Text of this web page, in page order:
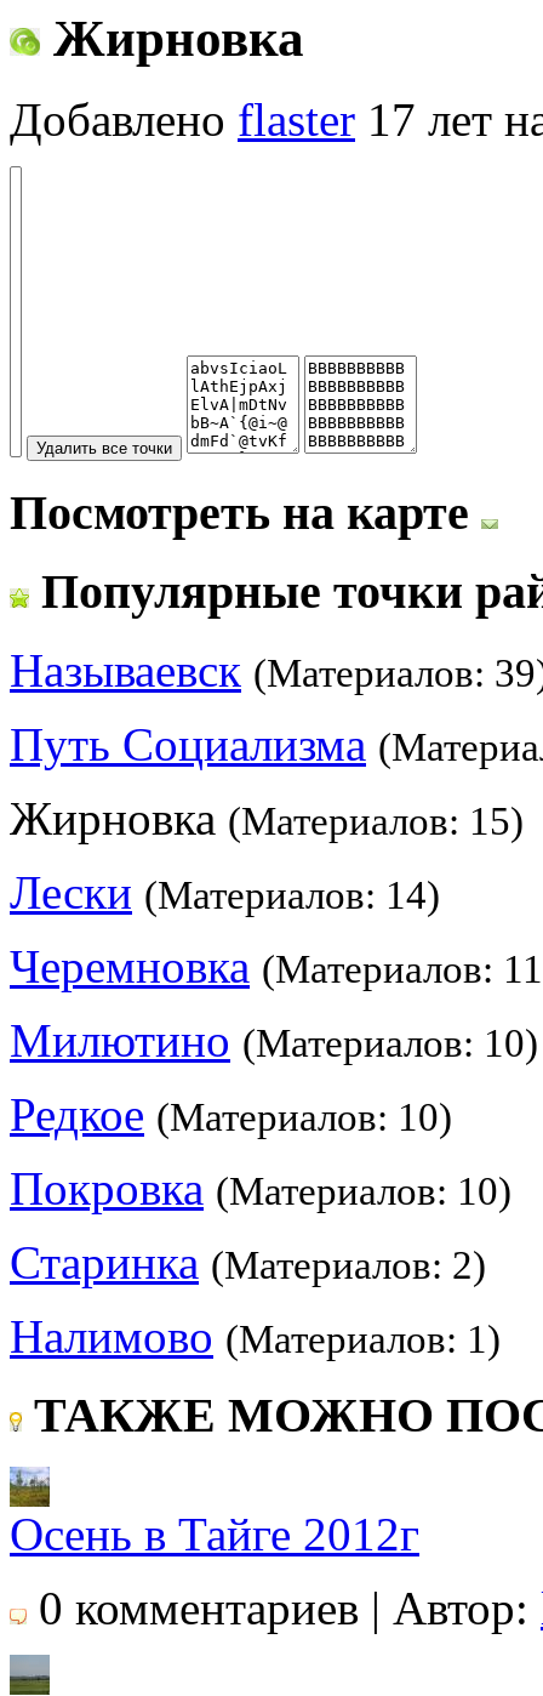
Жирновка
Добавлено flaster 17 лет
Посмотреть на карте
Популярные точки
Называевск (Материалов:
Путь Социализма
Жирновка (Материалов: 15)
Лески (Материалов: 14)
Черемновка (Материалов:
Милютино (Материалов: 10)
Редкое (Материалов: 10)
Покровка (Материалов: 10)
Старинка (Материалов: 2)
Налимово (Материалов: 1)
ТАКЖЕ МОЖНО
Осень в Тайге 2012г
0 комментариев | Автор: